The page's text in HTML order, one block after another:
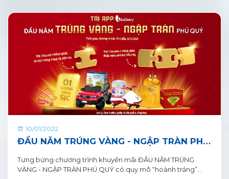
10/01/2022
ĐẦU NĂM TRÚNG VÀNG - NGẬP TRÀN PHÚ
QUÝ CƠ HỘI SỞ HỮU NHIỀU GIẢI THƯỞNG
LỚN TỪ ỨNG DỤNG VITADAIRY
Tưng bừng chương trình khuyến mãi ĐẦU NĂM TRÚNG
VÀNG - NGẬP TRÀN PHÚ QUÝ có quy mô “hoành tráng”